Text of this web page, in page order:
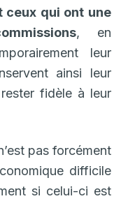
ceux qui ont une
, en
leur
ainsi leur
fidèle à leur
pas forcément
difficile
si celui-ci est